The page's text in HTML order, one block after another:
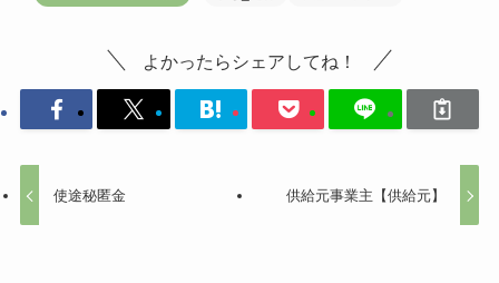
よかったらシェアしてね！
使途秘匿金 供給元事業主【供給元】